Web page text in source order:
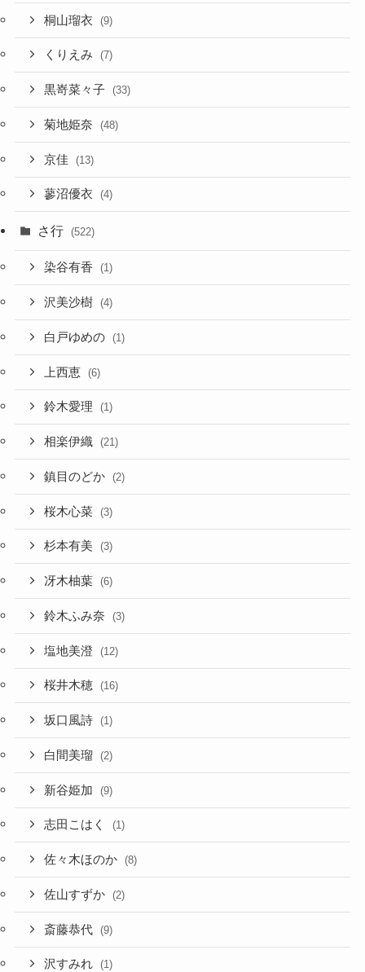
桐山瑠衣 (9)
くりえみ (7)
黒嵜菜々子 (33)
菊地姫奈 (48)
京佳 (13)
蓼沼優衣 (4)
さ行 (522)
染谷有香 (1)
沢美沙樹 (4)
白戸ゆめの (1)
上西恵 (6)
鈴木愛理 (1)
相楽伊織 (21)
鎮目のどか (2)
桜木心菜 (3)
杉本有美 (3)
冴木柚葉 (6)
鈴木ふみ奈 (3)
塩地美澄 (12)
桜井木穂 (16)
坂口風詩 (1)
白間美瑠 (2)
新谷姫加 (9)
志田こはく (1)
佐々木ほのか (8)
佐山すずか (2)
斎藤恭代 (9)
沢すみれ (1)